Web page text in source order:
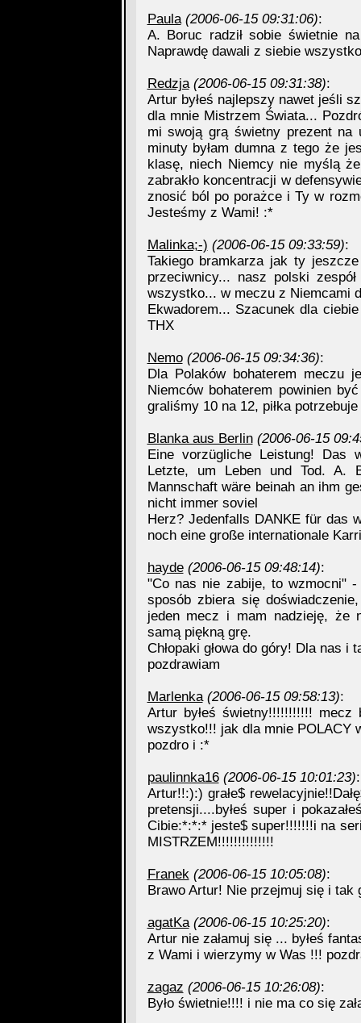
Paula (2006-06-15 09:31:06):
A. Boruc radził sobie świetnie
Naprawdę dawali z siebie
Redzja (2006-06-15 09:31:38):
Artur byłeś najlepszy nawet jeśli
dla mnie Mistrzem Świata...
mi swoją grą świetny prezent na
minuty byłam dumna z tego że
klasę, niech Niemcy nie myślą
zabrakło koncentracji w
znosić ból po porażce i Ty w
Jesteśmy z Wami! :*
Malinka;-) (2006-06-15 09:33:59):
Takiego bramkarza jak ty
przeciwnicy... nasz polski
wszystko... w meczu z Niemcami
Ekwadorem... Szacunek dla
THX
Nemo (2006-06-15 09:34:36):
Dla Polaków bohaterem meczu
Niemców bohaterem powinien
graliśmy 10 na 12, piłka
Blanka aus Berlin (2006-06-15
Eine vorzügliche Leistung! Das
Letzte, um Leben und Tod. A.
Mannschaft wäre beinah an ihm
nicht immer soviel
Herz? Jedenfalls DANKE für das
noch eine große internationale
hayde (2006-06-15 09:48:14):
"Co nas nie zabije, to wzmocni"
sposób zbiera się
jeden mecz i mam nadzieję, że
samą piękną grę.
Chłopaki głowa do góry! Dla nas
pozdrawiam
Marlenka (2006-06-15 09:58:13):
Artur byłeś świetny!!!!!!!!!!!
wszystko!!! jak dla mnie POLACY
pozdro i :*
paulinnka16 (2006-06-15 10:01:23):
Artur!!:):) grałe$
pretensji....byłeś super i
Cibie:*:*:* jeste$ super!!!!!!!i na
MISTRZEM!!!!!!!!!!!!!!
Franek (2006-06-15 10:05:08):
Brawo Artur! Nie przejmuj się i tak
agatKa (2006-06-15 10:25:20):
Artur nie załamuj się ... byłeś
z Wami i wierzymy w Was !!!
zagaz (2006-06-15 10:26:08):
Było świetnie!!!! i nie ma co się